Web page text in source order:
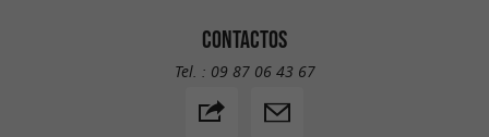
CONTACTOS
Tel. : 09 87 06 43 67